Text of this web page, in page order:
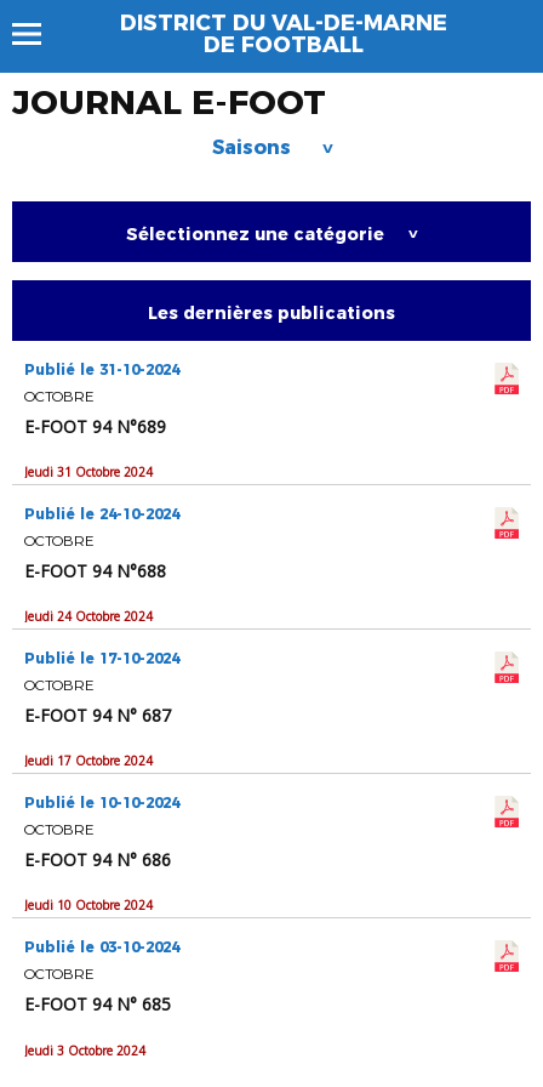
DISTRICT DU VAL-DE-MARNE
DE FOOTBALL
JOURNAL E-FOOT
Saisons >
Sélectionnez une catégorie >
Les dernières publications
Publié le 31-10-2024
OCTOBRE
E-FOOT 94 N°689
Jeudi 31 Octobre 2024
Publié le 24-10-2024
OCTOBRE
E-FOOT 94 N°688
Jeudi 24 Octobre 2024
Publié le 17-10-2024
OCTOBRE
E-FOOT 94 N° 687
Jeudi 17 Octobre 2024
Publié le 10-10-2024
OCTOBRE
E-FOOT 94 N° 686
Jeudi 10 Octobre 2024
Publié le 03-10-2024
OCTOBRE
E-FOOT 94 N° 685
Jeudi 3 Octobre 2024